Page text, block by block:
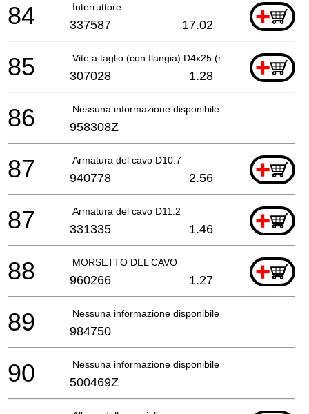
Interruttore +
84 337587 17.02
Vite a taglio (con flangia) D4x25 (nero) +
85 307028 1.28
Nessuna informazione disponibile, non ordinabile
86 958308Z
Armatura del cavo D10.7 +
87 940778 2.56
Armatura del cavo D11.2 +
87 331335 1.46
MORSETTO DEL CAVO +
88 960266 1.27
Nessuna informazione disponibile, non ordinabile
89 984750
Nessuna informazione disponibile, non ordinabile
90 500469Z